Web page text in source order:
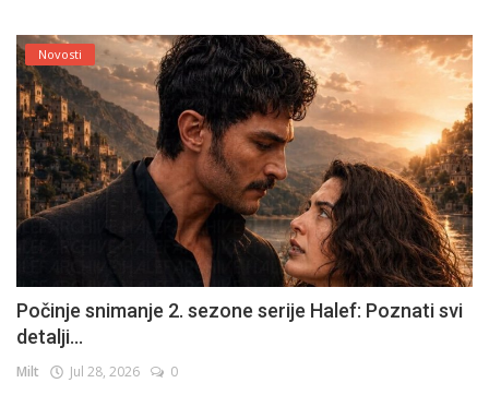
Novosti
Počinje snimanje 2. sezone serije Halef: Poznati svi
detalji...
Milt Jul 28, 2026 0